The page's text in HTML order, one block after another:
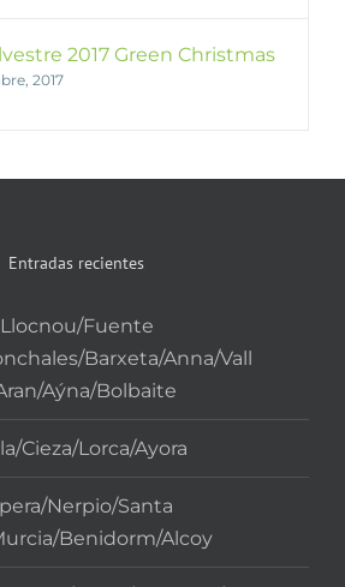
2017 Green Christmas
2017
Entradas recientes
Llocnou/Fuente
Barxeta/Anna/Vall
Aýna/Bolbaite
Cieza/Lorca/Ayora
Nerpio/Santa
Benidorm/Alcoy